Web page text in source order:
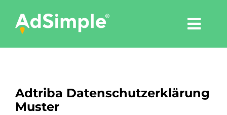
content
Tools
Adtriba Datenschutzerklärung
Muster